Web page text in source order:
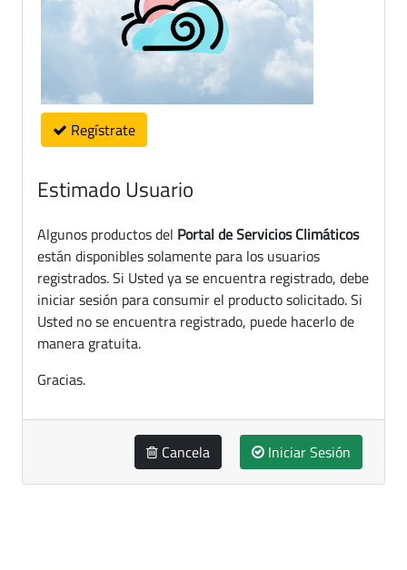
Regístrate
Estimado Usuario
Algunos productos del Portal de Servicios Climáticos
están disponibles solamente para los usuarios
registrados. Si Usted ya se encuentra registrado, debe
iniciar sesión para consumir el producto solicitado. Si
Usted no se encuentra registrado, puede hacerlo de
manera gratuita.
Gracias.
Cancela Iniciar Sesión